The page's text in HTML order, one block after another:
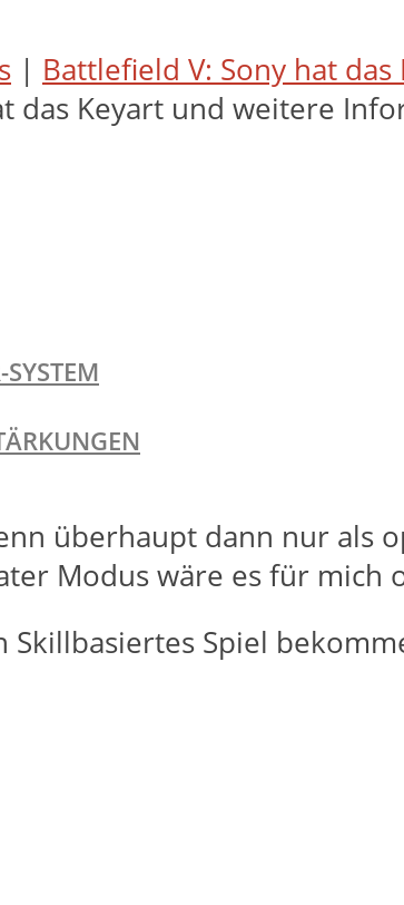
| Battlefield V: Sony hat
das Keyart und weitere
überhaupt dann nur
Modus wäre es für mich
Spiel